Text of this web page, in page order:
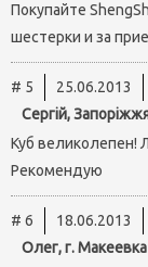
Покупайте
шестерки и за
# 5
25.06.2013
Сергій,
Куб великолепен!
Рекомендую
# 6
18.06.2013
Олег, г. Макеевка